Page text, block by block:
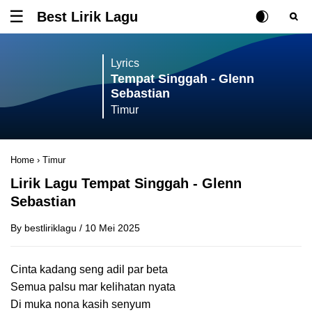
Tombol untuk membuka atau menutup menu
Best Lirik Lagu Rubah Posisi
Tombol
Lyrics
Tempat Singgah - Glenn
Sebastian
Timur
Home › Timur
Lirik Lagu Tempat Singgah - Glenn
Sebastian
By bestliriklagu / 10 Mei 2025
Cinta kadang seng adil par beta
Semua palsu mar kelihatan nyata
Di muka nona kasih senyum